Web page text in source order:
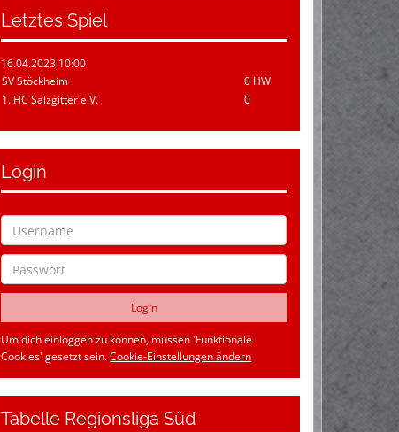
Letztes Spiel
16.04.2023 10:00
SV Stöckheim
0 HW
1. HC Salzgitter e.V.
0
Login
Um dich einloggen zu können, müssen 'Funktionale
Cookies' gesetzt sein.Cookie-Einstellungen ändern
Tabelle Regionsliga Süd